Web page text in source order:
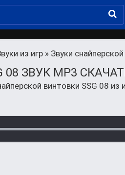
из игр » Звуки
08 ЗВУК MP3
винтовки SSG 08 из